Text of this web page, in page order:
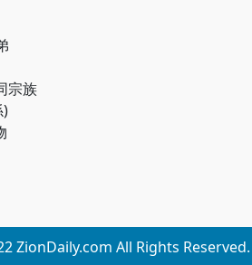
宗族
)
ZionDaily.com All Rights Reserved.